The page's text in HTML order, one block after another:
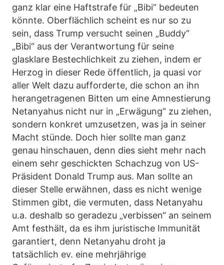
ganz klar eine Haftstrafe für „Bibi“ bedeuten
könnte. Oberflächlich scheint es nur so zu
sein, dass Trump versucht seinen „Buddy“
„Bibi“ aus der Verantwortung für seine
glasklare Bestechlichkeit zu ziehen, indem er
Herzog in dieser Rede öffentlich, ja quasi vor
aller Welt dazu aufforderte, die schon an ihn
herangetragenen Bitten um eine Amnestierung
Netanyahus nicht nur in „Erwägung“ zu ziehen,
sondern konkret umzusetzen, was ja in seiner
Macht stünde. Doch hier sollte man ganz
genau hinschauen, denn dies sieht mehr nach
einem sehr geschickten Schachzug von US-
Präsident Donald Trump aus. Man sollte an
dieser Stelle erwähnen, dass es nicht wenige
Stimmen gibt, die vermuten, dass Netanyahu
u.a. deshalb so geradezu „verbissen“ an seinem
Amt festhält, da es ihm juristische Immunität
garantiert, denn Netanyahu droht ja
tatsächlich ev. eine mehrjährige